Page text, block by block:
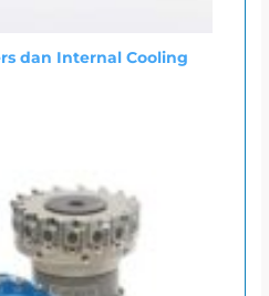
dan Internal Cooling